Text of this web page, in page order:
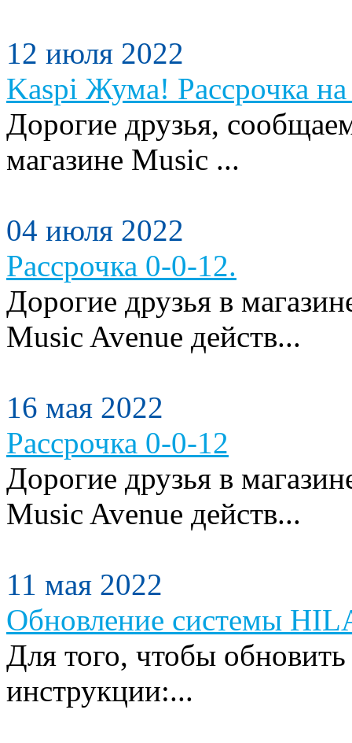
12 июля 2022
Kaspi Жума! Рассрочка на
Дорогие друзья,
магазине Music ...
04 июля 2022
Рассрочка 0-0-12.
Дорогие друзья в
Music Avenue действ...
16 мая 2022
Рассрочка 0-0-12
Дорогие друзья в
Music Avenue действ...
11 мая 2022
Обновление системы
Для того, чтобы
инструкции:...